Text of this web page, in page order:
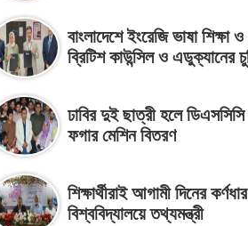
বাংলাদেশে ইংরেজি ভাষা শিক্ষা
ব্রিটিশ কাউন্সিল ও এডুক্যানের
ঢাবির দুই ছাত্রী হলে
ফগার মেশিন বিতরণ
শিক্ষার্থীরাই আগামী দিনের
বিশ্ববিদ্যালয়ে তথ্যমন্ত্রী